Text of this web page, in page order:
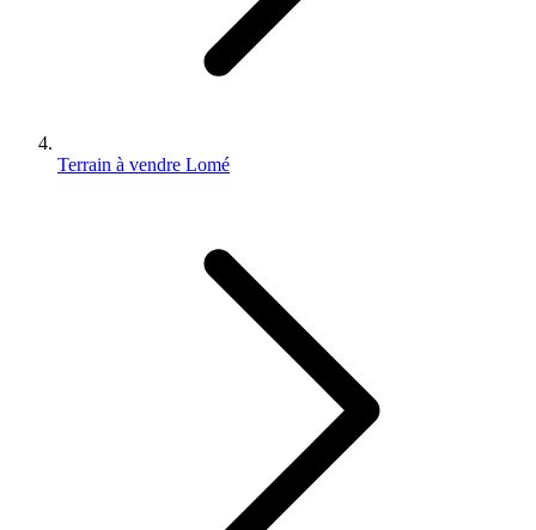
Terrain à vendre Lomé